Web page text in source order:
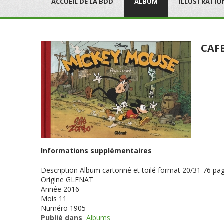
Informations supplémentaires
Description Album cartonné et toilé format 20/31 76
Origine GLENAT
Année 2016
Mois 11
Numéro 1905
Publié dans Albums